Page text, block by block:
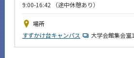
9:00-16:42 （途中休憩あり）
場所
すずかけ台キャンパス
大学会館集会室1
イベントカレンダー
Event Calendar